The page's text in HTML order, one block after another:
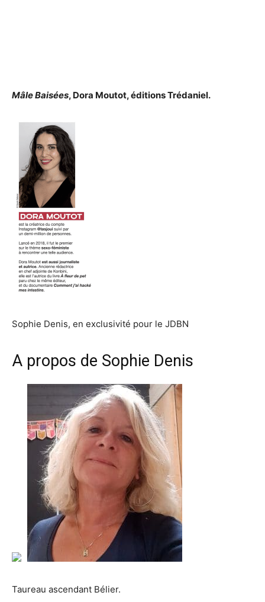
Mâle Baisées, Dora Moutot, éditions Trédaniel.
Sophie Denis, en exclusivité pour le JDBN
A propos de Sophie Denis
Taureau ascendant Bélier.